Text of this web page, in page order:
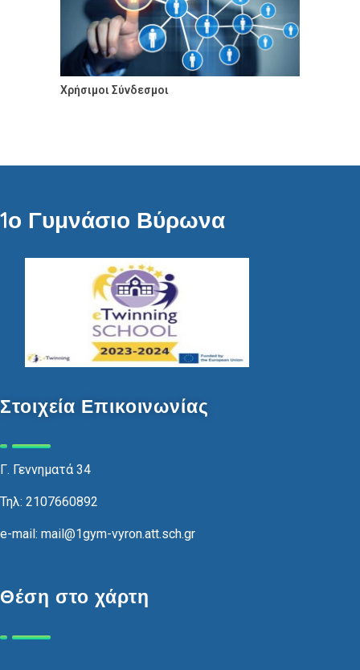
Χρήσιμοι Σύνδεσμοι
1ο Γυμνάσιο Βύρωνα
Στοιχεία Επικοινωνίας
Γ. Γεννηματά 34
Τηλ: 2107660892
e-mail: mail@1gym-vyron.att.sch.gr
Θέση στο χάρτη